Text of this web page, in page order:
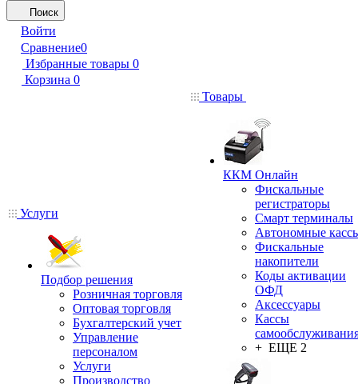
Поиск
Войти
Сравнение0
Избранные товары 0
Корзина 0
Услуги
Подбор решения
Розничная торговля
Оптовая торговля
Бухгалтерский учет
Управление
персоналом
Услуги
Производство
Товары
ККМ Онлайн
Фискальные
регистраторы
Смарт терминалы
Автономные
Фискальные
накопители
Коды активации
ОФД
Аксессуары
Кассы
+ ЕЩЕ 2